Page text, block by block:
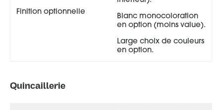
Finition optionnelle
Blanc monocoloration
en option (moins value).
Large choix de couleurs
en option.
Quincaillerie